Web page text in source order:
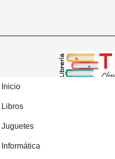
Inicio
Libros
Juguetes
Informática